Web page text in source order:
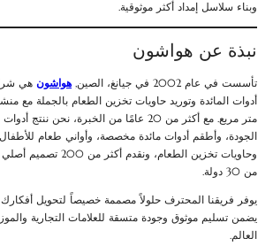
وبناء سلاسل إمداد أكثر موثوقية.
نبذة عن هواشون
تأسست في عام 2002 في جيانغ، الصين, هواشونهي
متر مربع. مع أكثر من 20 عامًا من الخبرة، نحن
الجودة، وأطقم أدوات مائدة مخصصة، وأواني طعام
وحاويات تخزين الطعام،
من 30 دولة.
يوفر فريقنا المحترف حلولاً مصممة خصيصاً لتحويل
يضمن تسليم موثوق وجودة متسقة للعلامات التجارية
العالم.